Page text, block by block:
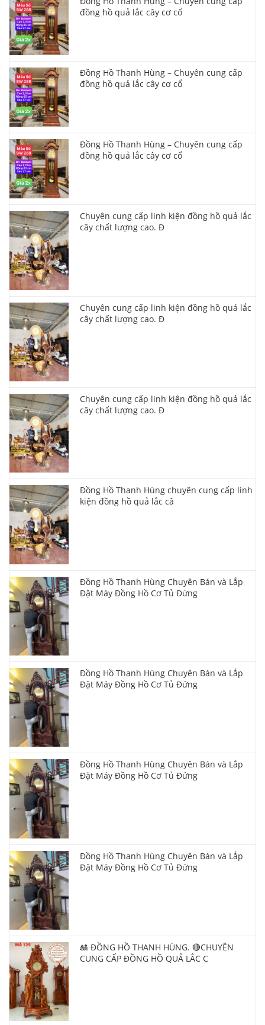
đồng hồ quả lắc cây cơ cổ
Đồng Hồ Thanh Hùng – Chuyên cung cấp
đồng hồ quả lắc cây cơ cổ
Đồng Hồ Thanh Hùng – Chuyên cung cấp
đồng hồ quả lắc cây cơ cổ
Chuyên cung cấp linh kiện đồng hồ quả lắc
cây chất lượng cao. Đ
Chuyên cung cấp linh kiện đồng hồ quả lắc
cây chất lượng cao. Đ
Chuyên cung cấp linh kiện đồng hồ quả lắc
cây chất lượng cao. Đ
Đồng Hồ Thanh Hùng chuyên cung cấp linh
kiện đồng hồ quả lắc câ
Đồng Hồ Thanh Hùng Chuyên Bán và Lắp
Đặt Máy Đồng Hồ Cơ Tủ Đứng
Đồng Hồ Thanh Hùng Chuyên Bán và Lắp
Đặt Máy Đồng Hồ Cơ Tủ Đứng
Đồng Hồ Thanh Hùng Chuyên Bán và Lắp
Đặt Máy Đồng Hồ Cơ Tủ Đứng
Đồng Hồ Thanh Hùng Chuyên Bán và Lắp
Đặt Máy Đồng Hồ Cơ Tủ Đứng
🎎 ĐỒNG HỒ THANH HÙNG. 🔴CHUYÊN
CUNG CẤP ĐỒNG HỒ QUẢ LẮC C